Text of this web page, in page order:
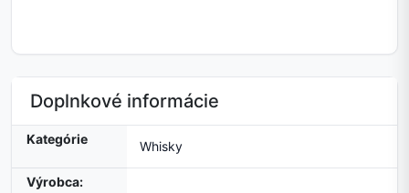
Doplnkové informácie
Kategórie Whisky
Výrobca: